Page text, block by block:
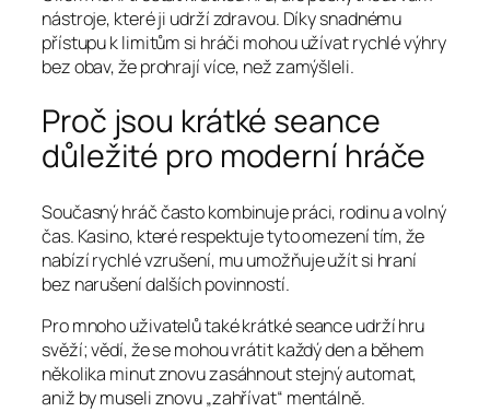
nástroje, které ji udrží zdravou. Díky snadnému
přístupu k limitům si hráči mohou užívat rychlé výhry
bez obav, že prohrají více, než zamýšleli.
Proč jsou krátké seance
důležité pro moderní hráče
Současný hráč často kombinuje práci, rodinu a volný
čas. Kasino, které respektuje tyto omezení tím, že
nabízí rychlé vzrušení, mu umožňuje užít si hraní
bez narušení dalších povinností.
Pro mnoho uživatelů také krátké seance udrží hru
svěží; vědí, že se mohou vrátit každý den a během
několika minut znovu zasáhnout stejný automat,
aniž by museli znovu „zahřívat“ mentálně.